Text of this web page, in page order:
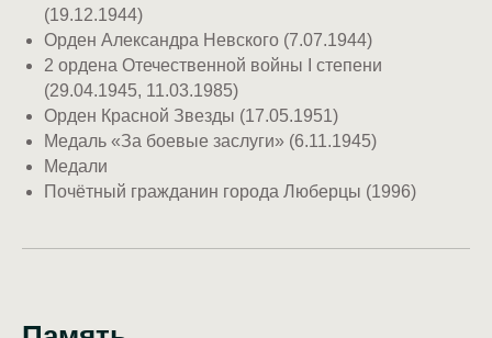
(19.12.1944)
Орден Александра Невского (7.07.1944)
2 ордена Отечественной войны I степени
(29.04.1945, 11.03.1985)
Орден Красной Звезды (17.05.1951)
Медаль «За боевые заслуги» (6.11.1945)
Медали
Почётный гражданин города Люберцы (1996)